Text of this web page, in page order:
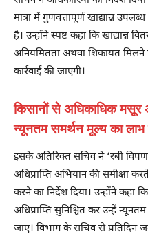
मात्रा में गुणवत्तापूर्ण खाद्यान्न
है। उन्होंने स्पष्ट कहा कि खाद्यान्न
अनियमितता अथवा शिकायत
कार्रवाई की जाएगी।
किसानों से अधिकाधिक मसूर
न्यूनतम समर्थन मूल्य का
इसके अतिरिक्त सचिव ने ‘रबी
अधिप्राप्ति अभियान की समीक्षा
करने का निर्देश दिया। उन्होंने कहा
अधिप्राप्ति सुनिश्चित कर उन्हें
जाए। विभाग के सचिव से प्रतिदिन